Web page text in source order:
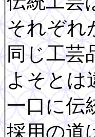
それぞ
同じ工芸
よそとは
一口に伝
採用の道